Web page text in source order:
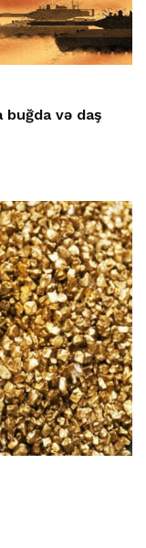
buğda və daş